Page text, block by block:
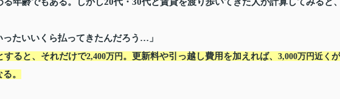
年齢でもある。しかし20代・30代と賃貸を渡り歩いてきた人が計算してみると
ったいいくら払ってきたんだろう…」
すると、それだけで2,400万円 。更新料や引っ越し費用を加えれば、 3,000万円近く が
。